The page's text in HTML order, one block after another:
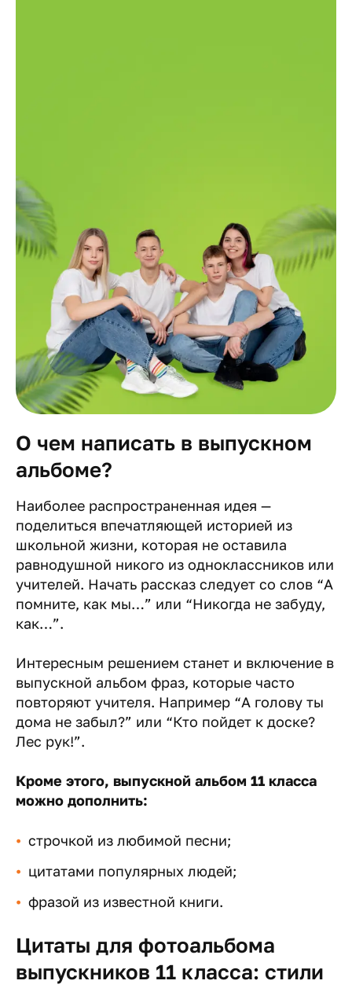
О чем написать в выпускном
альбоме?
Наиболее распространенная идея —
поделиться впечатляющей историей из
школьной жизни, которая не оставила
равнодушной никого из одноклассников или
учителей. Начать рассказ следует со слов “А
помните, как мы…” или “Никогда не забуду,
как…”.
Интересным решением станет и включение в
выпускной альбом фраз, которые часто
повторяют учителя. Например “А голову ты
дома не забыл?” или “Кто пойдет к доске?
Лес рук!”.
Кроме этого, выпускной альбом 11 класса
можно дополнить:
строчкой из любимой песни;
цитатами популярных людей;
фразой из известной книги.
Цитаты для фотоальбома
выпускников 11 класса: стили